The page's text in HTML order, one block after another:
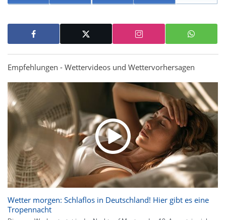
Empfehlungen - Wettervideos und Wettervorhersagen
Wetter morgen: Schlaflos in Deutschland! Hier gibt es eine
Tropennacht